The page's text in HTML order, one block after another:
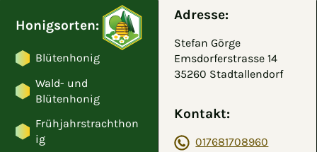
Honigsorten:
Blütenhonig
Wald- und
Blütenhonig
Frühjahrstrachthon
ig
Adresse:
Stefan Görge
Emsdorferstrasse 14
35260 Stadtallendorf
Kontakt:
017681708960